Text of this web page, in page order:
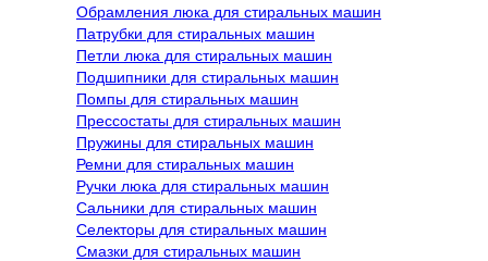
Обрамления люка для стиральных машин
Патрубки для стиральных машин
Петли люка для стиральных машин
Подшипники для стиральных машин
Помпы для стиральных машин
Прессостаты для стиральных машин
Пружины для стиральных машин
Ремни для стиральных машин
Ручки люка для стиральных машин
Сальники для стиральных машин
Селекторы для стиральных машин
Смазки для стиральных машин